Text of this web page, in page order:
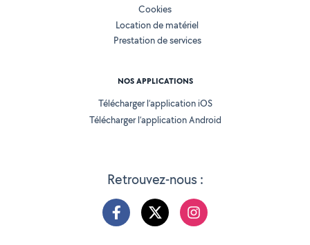
Retrouvez-nous :
Cookies
Location de matériel
Prestation de services
NOS APPLICATIONS
Télécharger l’application iOS
Télécharger l’application Android